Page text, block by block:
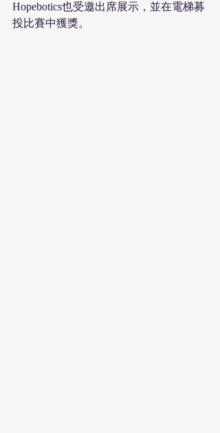
Hopebotics也受邀出席展示，並在電梯募
投比賽中獲獎。